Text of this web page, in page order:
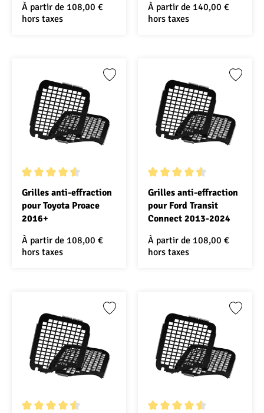
À partir de 108,00 €
hors taxes
À partir de 140,00 €
hors taxes
Note moyenne de 4.5 sur 5 étoiles
Grilles anti-effraction
pour Toyota Proace
2016+
À partir de 108,00 €
hors taxes
Note moyenne de 4.5 sur 5
Grilles anti-effraction
pour Ford Transit
Connect 2013-2024
À partir de 108,00 €
hors taxes